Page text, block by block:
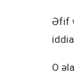
Əfif
O